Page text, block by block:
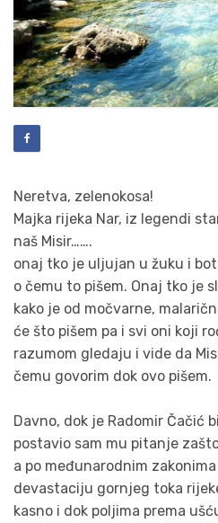
Neretva, zelenokosa!
Majka rijeka Nar, iz legendi
naš Misir…….
onaj tko je uljujan u žuku i
o čemu to pišem. Onaj tko je
kako je od močvarne,
će što pišem pa i svi oni koji
razumom gledaju i vide da
čemu govorim dok ovo pišem.
Davno, dok je Radomir Čačić
postavio sam mu pitanje
a po međunarodnim
devastaciju gornjeg toka
kasno i dok poljima prema